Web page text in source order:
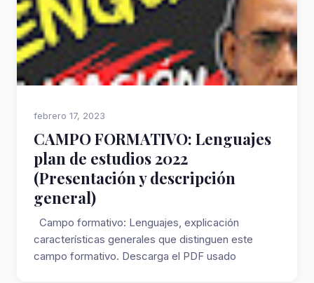
febrero 17, 2023
CAMPO FORMATIVO: Lenguajes
plan de estudios 2022
(Presentación y descripción
general)
Campo formativo: Lenguajes, explicación
características generales que distinguen este
campo formativo. Descarga el PDF usado